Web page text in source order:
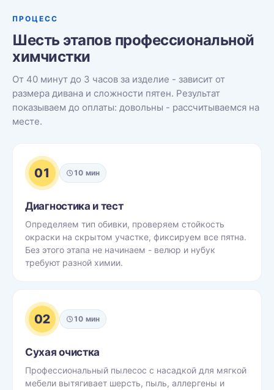
ПРОЦЕСС
Шесть этапов профессиональной
химчистки
От 40 минут до 3 часов за изделие - зависит от
размера дивана и сложности пятен. Результат
показываем до оплаты: довольны - рассчитываемся на
месте.
01 10 мин
Диагностика и тест
Определяем тип обивки, проверяем стойкость
окраски на скрытом участке, фиксируем все пятна.
Без этого этапа не начинаем - велюр и нубук
требуют разной химии.
02 10 мин
Сухая очистка
Профессиональный пылесос с насадкой для мягкой
мебели вытягивает шерсть, пыль, аллергены и